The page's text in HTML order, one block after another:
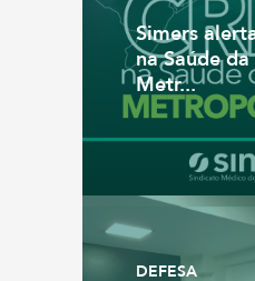
Simers
na Saúde
Metr...
DEFESA